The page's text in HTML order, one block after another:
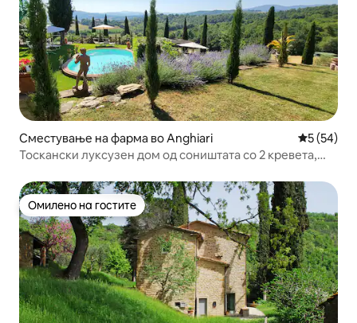
Сместување на фарма во Anghiari Просечна
5 (54)
Тоскански луксузен дом од соништата со 2 кревета,
Омилено на гостите
Омилено на гостите